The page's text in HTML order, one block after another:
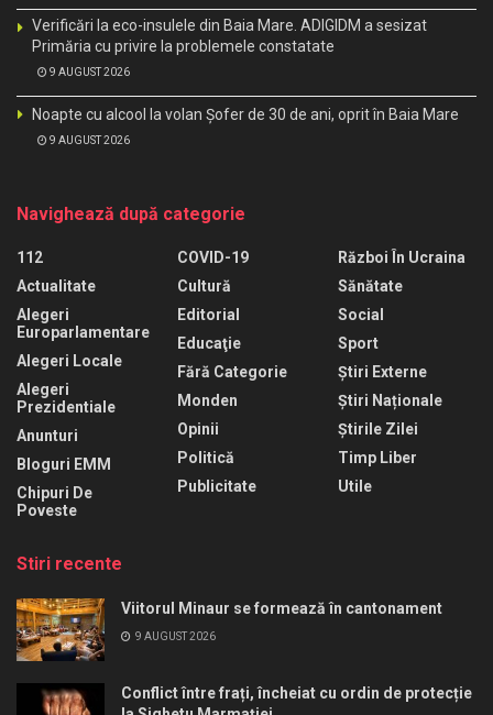
Verificări la eco-insulele din Baia Mare. ADIGIDM a sesizat
Primăria cu privire la problemele constatate
9 AUGUST 2026
Noapte cu alcool la volan Șofer de 30 de ani, oprit în Baia Mare
9 AUGUST 2026
Navighează după categorie
112
Actualitate
Alegeri
Europarlamentare
Alegeri Locale
Alegeri
Prezidentiale
Anunturi
Bloguri EMM
Chipuri De
Poveste
COVID-19
Cultură
Editorial
Educaţie
Fără Categorie
Monden
Opinii
Politică
Publicitate
Război În Ucraina
Sănătate
Social
Sport
Știri Externe
Știri Naționale
Știrile Zilei
Timp Liber
Utile
Stiri recente
Viitorul Minaur se formează în cantonament
9 AUGUST 2026
Conflict între frați, încheiat cu ordin de protecție